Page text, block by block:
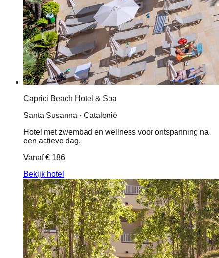
Caprici Beach Hotel & Spa
Santa Susanna · Catalonië
Hotel met zwembad en wellness voor ontspanning na
een actieve dag.
Vanaf€ 186
Bekijk hotel